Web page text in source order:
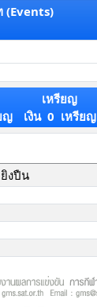
(Events)
ญ
เหรียญ
เงิน 0 เหรียญ
งปืน